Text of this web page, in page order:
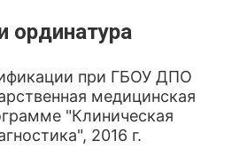
ординатура
при ГБОУ ДПО
медицинская
"Клиническая
2016 г.